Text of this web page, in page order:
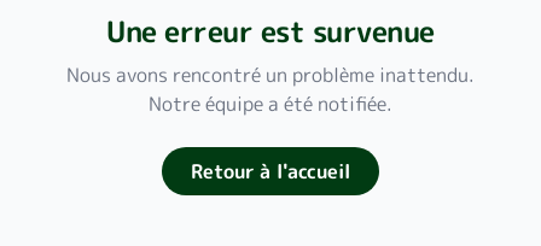
Une erreur est survenue
Nous avons rencontré un problème inattendu.
Notre équipe a été notifiée.
Retour à l'accueil